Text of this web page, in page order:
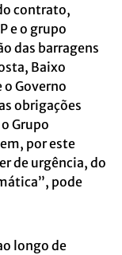
contrato,
e o grupo
das barragens
Baixo
o Governo
obrigações
Grupo
por este
de urgência, do
pode
longo de